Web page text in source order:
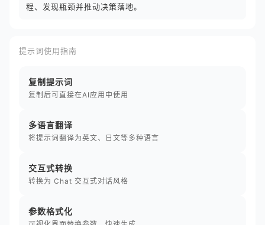
程、发现瓶颈并推动决策落地。
提示词使用指南
复制提示词
复制后可直接在AI应用中使用
多语言翻译
将提示词翻译为英文、日文等多种语言
交互式转换
转换为 Chat 交互式对话风格
参数格式化